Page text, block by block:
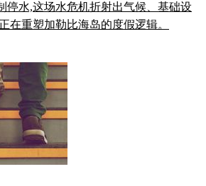
停水,这场水危机折射出气候、基础设
在重塑加勒比海岛的度假逻辑。